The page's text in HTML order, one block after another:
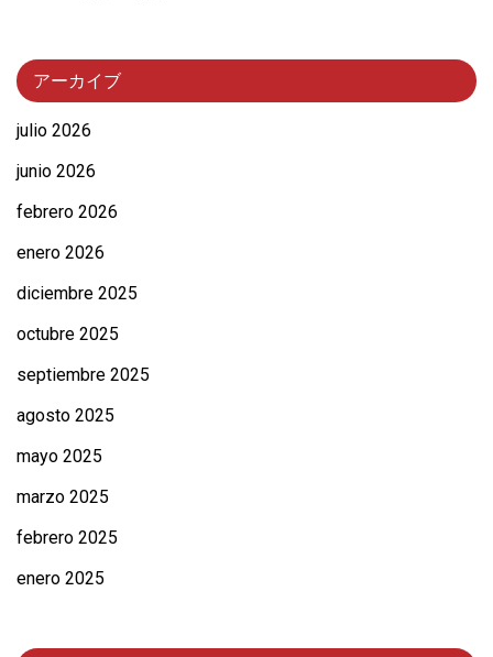
アーカイブ
julio 2026
junio 2026
febrero 2026
enero 2026
diciembre 2025
octubre 2025
septiembre 2025
agosto 2025
mayo 2025
marzo 2025
febrero 2025
enero 2025